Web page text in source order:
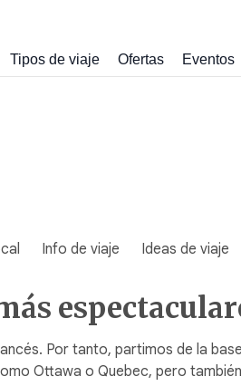
Tipos de viaje Ofertas Eventos
Info de viaje Ideas de viaje
Por tanto, partimos de la
Ottawa o Quebec, pero